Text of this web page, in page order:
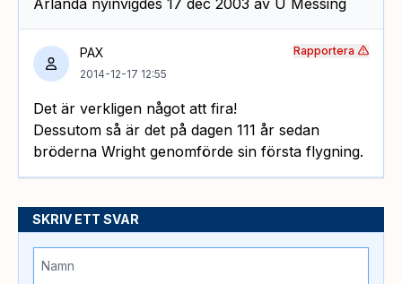
PAX
2014-12-17 12:55
Det är verkligen något att fira!
Dessutom så är det på dagen 111 år sedan
bröderna Wright genomförde sin första flygning.
Rapportera
SKRIV ETT SVAR